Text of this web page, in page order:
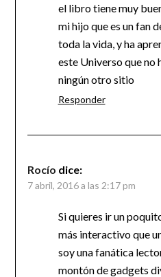
el libro tiene muy
mi hijo que es un fan
toda la vida, y ha
este Universo que no
ningún otro sitio
Responder
Rocío dice:
7 abril, 2016 a las 2:17 pm
Si quieres ir un
más interactivo que
soy una fanática
montón de gadgets